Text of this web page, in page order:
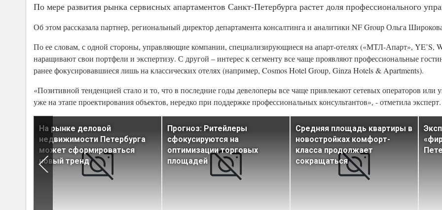
По мере развития рынка сервисных апартаментов Санкт-Петербурга растет доля профессионального
Об этом рассказала партнер, региональный директор департамента консалтинга и аналитики NF Group Ольга
По ее словам, с одной стороны, управляющие компании, специализирующиеся на апарт-отелях («МТЛ-Апарт», YE’S,
наращивают свои портфели и экспертизу. С другой – интерес к сегменту все чаще проявляют профессиональные
ранее фокусировавшиеся лишь на классических отелях (например, Cosmos Hotel Group, Ginza Hotels & Apartments).
«Позитивной тенденцией стало и то, что в последние годы девелоперы все чаще привлекают сетевых операторов
уже на этапе проектирования объектов, нередко при поддержке профессиональных консультантов», - отметила эксперт.
На рынке деловой
недвижимости Петербурга
может сформироваться
новый тренд
Прогноз: Ритейлеры
сфокусируются на
оптимизации торговых
площадей
Средняя площадь квартиры в
новостройках комфорт-
класса продолжает
сокращаться